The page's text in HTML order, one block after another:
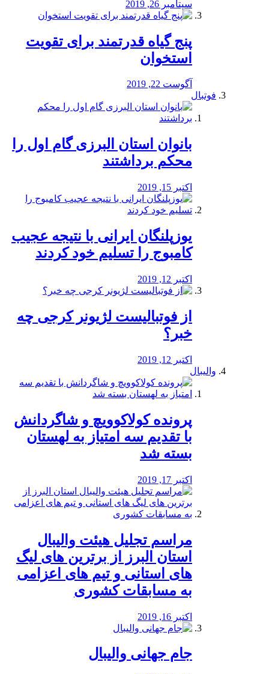
سپتامبر 26, 2019
پنج گیاه قدرتمند برای تقویت
استخوان
آگوست 22, 2019
فوتبال
بانوان استان البرزی گام اول را
محكم برداشتند
اکتبر 15, 2019
یوزپلنگان ایرانی با نتیجه عجیب
کامبوج را تسلیم خود کردند
اکتبر 12, 2019
از فوتبالیست لژیونر کرجی چه
خبر؟
اکتبر 12, 2019
والیبال
پرونده کولاکوویچ و شاگردانش
با تقدیم سه امتیاز به لهستان
بسته شد
اکتبر 17, 2019
مراسم تجلیل هیئت والیبال
استان البرز از برترین های لیگ
های استانی و تیم های اعزامی
به مسابقات کشوری
اکتبر 16, 2019
جام جهانی والیبال